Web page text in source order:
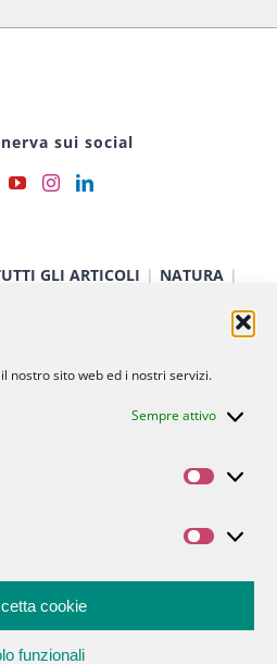
nostro sito web ed i nostri servizi.
Sempre attivo
cookie
funzionali
sui social
GLI ARTICOLI
NATURA
SOSTIENICI CONTATTI